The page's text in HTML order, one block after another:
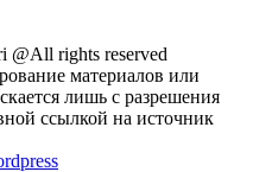
@All rights reserved
материалов или
лишь с разрешения
ссылкой на источник